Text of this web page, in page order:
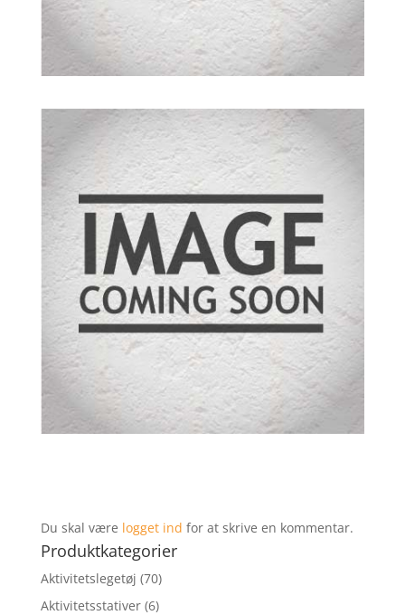
Du skal være logget ind for at skrive en kommentar.
Produktkategorier
Aktivitetslegetøj (70)
Aktivitetsstativer (6)